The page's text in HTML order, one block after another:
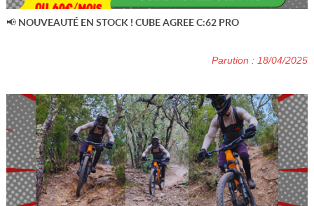
📢 NOUVEAUTÉ EN STOCK ! CUBE AGREE C:62 PRO
Parution : 18/04/2025